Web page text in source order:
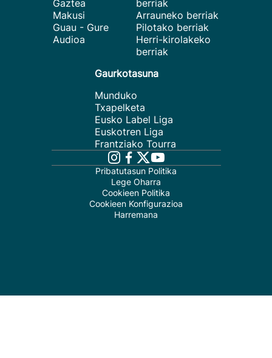
Gaztea
Makusi
Guau - Gure
Audioa
berriak
Arrauneko berriak
Pilotako berriak
Herri-kirolakeko
berriak
Gaurkotasuna
Munduko
Txapelketa
Eusko Label Liga
Euskotren Liga
Frantziako Tourra
Pribatutasun Politika
Lege Oharra
Cookieen Politika
Cookieen Konfigurazioa
Harremana